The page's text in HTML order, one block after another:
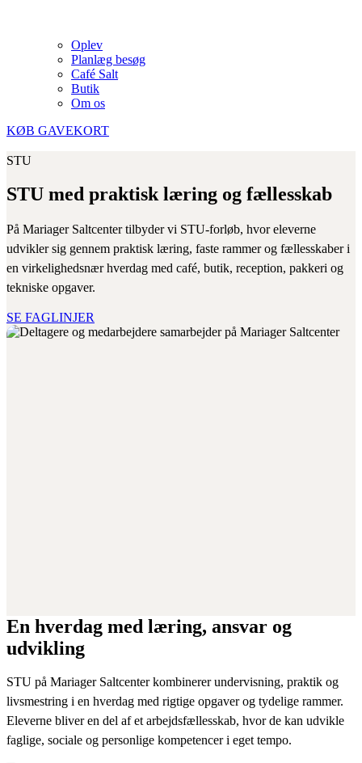
Oplev
Planlæg besøg
Café Salt
Butik
Om os
KØB GAVEKORT
STU
STU med praktisk læring og fællesskab
På Mariager Saltcenter tilbyder vi STU-forløb, hvor eleverne
udvikler sig gennem praktisk læring, faste rammer og fællesskaber i
en virkelighedsnær hverdag med café, butik, reception, pakkeri og
tekniske opgaver.
SE FAGLINJER
En hverdag med læring, ansvar og
udvikling
STU på Mariager Saltcenter kombinerer undervisning, praktik og
livsmestring i en hverdag med rigtige opgaver og tydelige rammer.
Eleverne bliver en del af et arbejdsfællesskab, hvor de kan udvikle
faglige, sociale og personlige kompetencer i eget tempo.